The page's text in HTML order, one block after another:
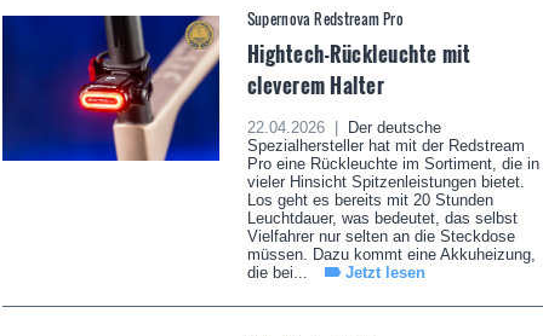
Supernova Redstream Pro
Hightech-Rückleuchte mit
cleverem Halter
22.04.2026 |
Der deutsche
Spezialhersteller hat mit der Redstream
Pro eine Rückleuchte im Sortiment, die in
vieler Hinsicht Spitzenleistungen bietet.
Los geht es bereits mit 20 Stunden
Leuchtdauer, was bedeutet, das selbst
Vielfahrer nur selten an die Steckdose
müssen. Dazu kommt eine Akkuheizung,
die bei...
Jetzt lesen